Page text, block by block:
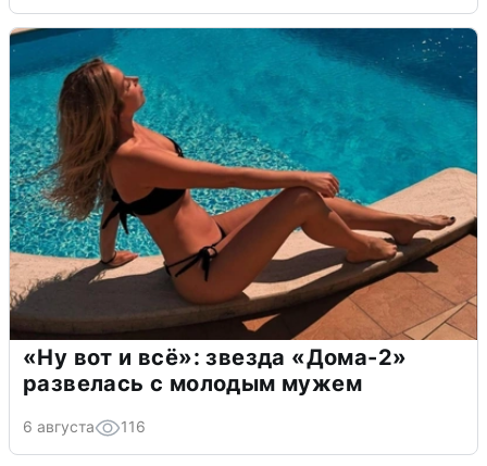
«Ну вот и всё»: звезда «Дома-2»
развелась с молодым мужем
6 августа 116